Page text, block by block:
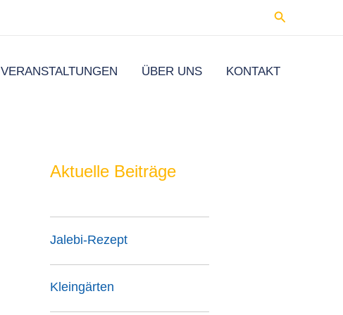
Suchen
VERANSTALTUNGEN ÜBER UNS KONTAKT
Aktuelle Beiträge
Jalebi-Rezept
Kleingärten